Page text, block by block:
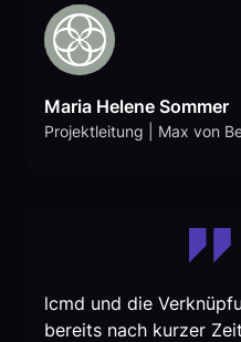
Maria Helene Sommer
Projektleitung | Max von
lcmd und die
bereits nach kurzer